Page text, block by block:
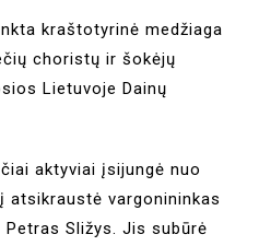
kraštotyrinė medžiaga
choristų ir šokėjų
Lietuvoje Dainų
aktyviai įsijungė nuo
atsikraustė vargonininkas
Sližys. Jis subūrė